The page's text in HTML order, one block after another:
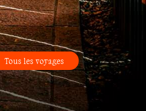
Tous les voyages